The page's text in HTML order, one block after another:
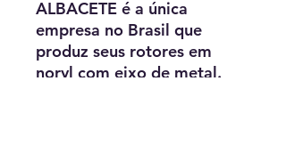
ALBACETE é a única
empresa no Brasil que
produz seus rotores em
noryl com eixo de metal.